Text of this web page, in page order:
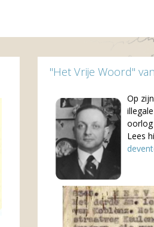
"Het Vrije Woord"
Op
oorlog
Lees